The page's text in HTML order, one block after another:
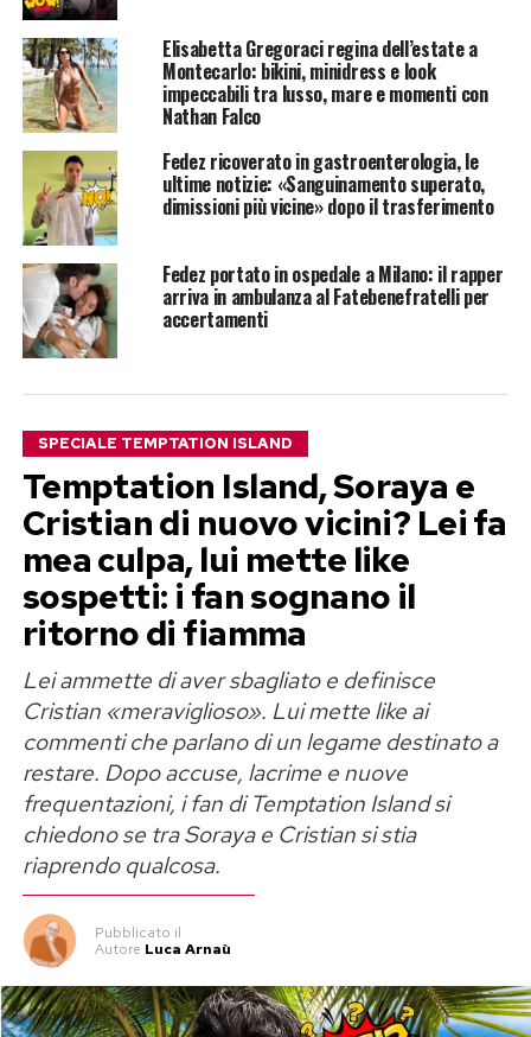
Elisabetta Gregoraci regina dell’estate a
Montecarlo: bikini, minidress e look
impeccabili tra lusso, mare e momenti con
Nathan Falco
Fedez ricoverato in gastroenterologia, le
ultime notizie: «Sanguinamento superato,
dimissioni più vicine» dopo il trasferimento
Fedez portato in ospedale a Milano: il rapper
arriva in ambulanza al Fatebenefratelli per
accertamenti
SPECIALE TEMPTATION ISLAND
Temptation Island, Soraya e
Cristian di nuovo vicini? Lei fa
mea culpa, lui mette like
sospetti: i fan sognano il
ritorno di fiamma
Lei ammette di aver sbagliato e definisce
Cristian «meraviglioso». Lui mette like ai
commenti che parlano di un legame destinato a
restare. Dopo accuse, lacrime e nuove
frequentazioni, i fan di Temptation Island si
chiedono se tra Soraya e Cristian si stia
riaprendo qualcosa.
Pubblicato il
Autore Luca Arnaù